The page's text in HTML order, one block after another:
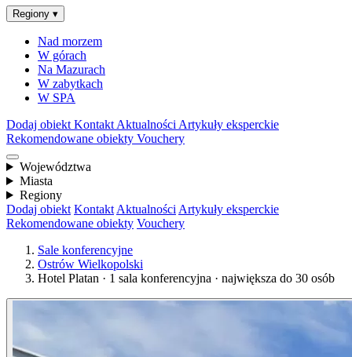
Regiony ▾
Nad morzem
W górach
Na Mazurach
W zabytkach
W SPA
Dodaj obiekt Kontakt Aktualności Artykuły eksperckie
Rekomendowane obiekty Vouchery
Województwa
Miasta
Regiony
Dodaj obiekt Kontakt Aktualności Artykuły eksperckie
Rekomendowane obiekty Vouchery
Sale konferencyjne
Ostrów Wielkopolski
Hotel Platan · 1 sala konferencyjna · największa do 30 osób